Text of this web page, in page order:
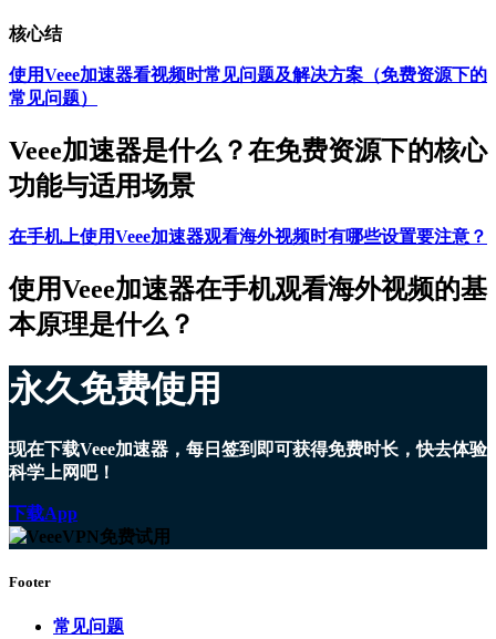
核心结
使用Veee加速器看视频时常见问题及解决方案（免费资源下的
常见问题）
Veee加速器是什么？在免费资源下的核心
功能与适用场景
在手机上使用Veee加速器观看海外视频时有哪些设置要注意？
使用Veee加速器在手机观看海外视频的基
本原理是什么？
永久免费使用
现在下载Veee加速器，每日签到即可获得免费时长，快去体验
科学上网吧！
下载App
Footer
常见问题